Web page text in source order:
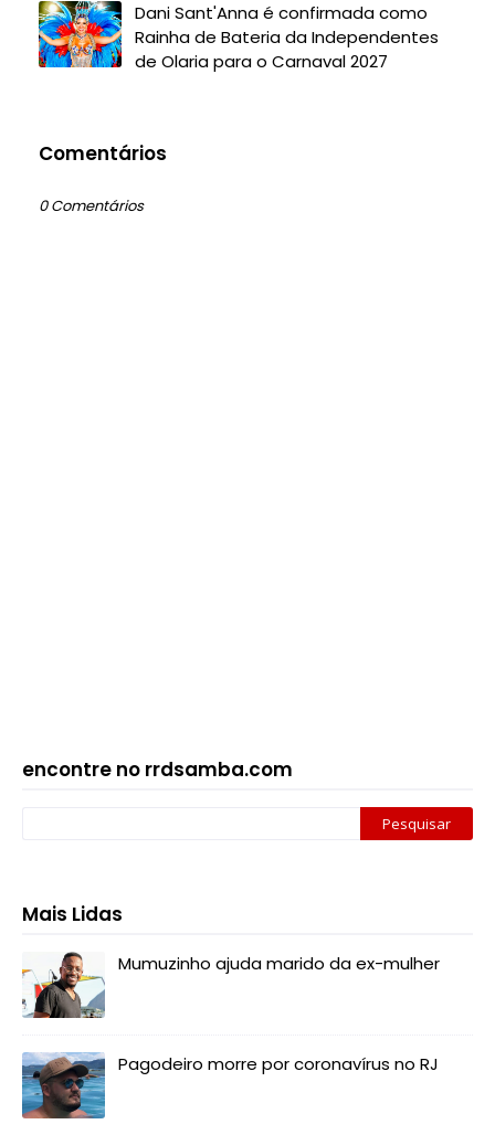
Dani Sant'Anna é confirmada como
Rainha de Bateria da Independentes
de Olaria para o Carnaval 2027
Comentários
0 Comentários
encontre no rrdsamba.com
Mais Lidas
Mumuzinho ajuda marido da ex-mulher
Pagodeiro morre por coronavírus no RJ